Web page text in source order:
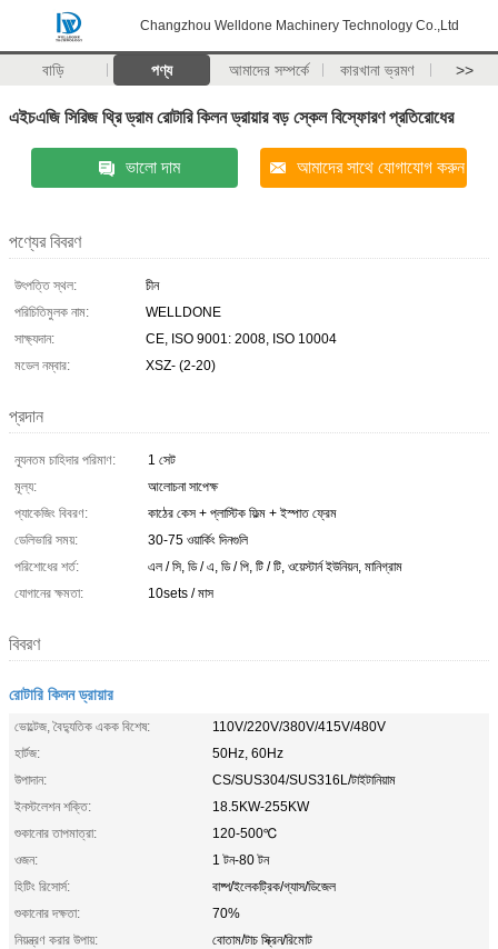
Changzhou Welldone Machinery Technology Co.,Ltd
বাড়ি পণ্য আমাদের সম্পর্কে কারখানা ভ্রমণ >>
এইচএজি সিরিজ থ্রি ড্রাম রোটারি কিলন ড্রায়ার বড় স্কেল বিস্ফোরণ প্রতিরোধের
ভালো দাম আমাদের সাথে যোগাযোগ করুন
পণ্যের বিবরণ
উৎপত্তি স্থল:
চীন
পরিচিতিমুলক নাম:
WELLDONE
সাক্ষ্যদান:
CE, ISO 9001: 2008, ISO 10004
মডেল নম্বার:
XSZ- (2-20)
প্রদান
ন্যূনতম চাহিদার পরিমাণ:
1 সেট
মূল্য:
আলোচনা সাপেক্ষ
প্যাকেজিং বিবরণ:
কাঠের কেস + প্লাস্টিক ফিল্ম + ইস্পাত ফ্রেম
ডেলিভারি সময়:
30-75 ওয়ার্কিং দিনগুলি
পরিশোধের শর্ত:
এল / সি, ডি / এ, ডি / পি, টি / টি, ওয়েস্টার্ন ইউনিয়ন, মানিগ্রাম
যোগানের ক্ষমতা:
10sets / মাস
বিবরণ
রোটারি কিলন ড্রায়ার
ভোল্টেজ, বৈদ্যুতিক একক বিশেষ:
110V/220V/380V/415V/480V
হার্টজ:
50Hz, 60Hz
উপাদান:
CS/SUS304/SUS316L/টাইটানিয়াম
ইনস্টলেশন শক্তি:
18.5KW-255KW
শুকানোর তাপমাত্রা:
120-500℃
ওজন:
1 টন-80 টন
হিটিং রিসোর্স:
বাষ্প/ইলেকট্রিক/গ্যাস/ডিজেল
শুকানোর দক্ষতা:
70%
নিয়ন্ত্রণ করার উপায়:
বোতাম/টাচ স্ক্রিন/রিমোট